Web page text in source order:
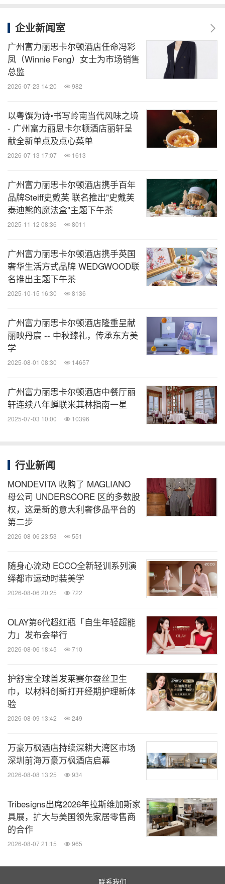
2022年8月1日至9月16日，广州富力丽思卡尔顿酒店
携手Vivienne Westwood诚邀宾客
体验此次特别主题
下午茶，以享受优雅时光。
地点：广州丽思卡尔顿酒店1层珍珠酒廊
日期：2022年8月1日至9月16日
时间：14:30–17:30
享受Vivienne Westwood主题下午茶的客人在
Vivienne Westwood广州精品店时将获得10%的独家
折扣。
广州富力丽思卡尔顿酒店
广州富力丽思卡尔顿酒店地处中央商务区珠江新城，
临近珠江及多个文化地标建筑如广东省博物馆、广州
续八年荣膺福布斯旅游指南五星酒店。酒店的351间
客房及套房、行政酒廊及大堂珍珠酒廊已于近期全新
升级，为宾客呈现优雅的现代奢华。五间特色餐厅及
及丽思卡尔顿水疗中心，超过3,300平方米的宴会及
会议空间，包括面积达1,209平方米的无柱豪华宴会
厅。详情请访问酒店网站
www.ritzcarlton.com/guang
关于丽思卡尔顿酒店集团
丽思卡尔顿酒店集团隶属于万豪国际集团，其总部位
于美国马里兰州切维切斯，目前在全球30个国家和地
区运营超过100家酒店，并在世界各地开发兴建超过
网站www.ritzcarlton.com；如欲查阅集团新闻稿，请
浏览news.ritzcarlton.com
；您可以#丽思卡尔顿回忆#
(#RCMemories) 为题，在相关社交媒体上开展实时
对话。丽思卡尔顿酒店集团为万豪国际酒店集团（纳
斯达克股票代码：MAR）全资子公司。万豪国际集团
现已将旗下旅行计划正式更名为万豪旅享家，取代整
顿礼赏（The Ritz-Carlton Rewards®）和SPG俱乐
部（Starwood Preferred Guest®）。丽思卡尔顿酒
店集团是万豪旅享家（Marriott BonvoyTM）成员之
围内庞大的酒店阵容，会员可体验万豪旅享家专属时
刻并轻松赚取及兑换积分。免费注册成为会员，或者
垂询更多信息，请访问
关于Vivienne Westwood
McLaren合伙在伦敦开启了时装设计事业。当时，他
企业新闻室
广州富力丽思卡尔顿酒店任命冯彩
凤（Winnie Feng）女士为市场销售
总监
2026-07-23 14:20 982
以粤馔为诗•书写岭南当代风味之境
- 广州富力丽思卡尔顿酒店丽轩呈
献全新单点及点心菜单
2026-07-13 17:07 1613
广州富力丽思卡尔顿酒店携手百年
品牌Steiff史戴芙 联名推出"史戴芙
泰迪熊的魔法盒"主题下午茶
2025-11-12 08:36 8011
广州富力丽思卡尔顿酒店携手英国
奢华生活方式品牌 WEDGWOOD联
名推出主题下午茶
2025-10-15 16:30 8136
广州富力丽思卡尔顿酒店隆重呈献
丽映丹宸 -- 中秋臻礼，传承东方美
学
2025-08-01 08:30 14657
广州富力丽思卡尔顿酒店中餐厅丽
轩连续八年蝉联米其林指南一星
2025-07-03 10:00 10396
行业新闻
MONDEVITA 收购了 MAGLIANO
母公司 UNDERSCORE 区的多数股
权，这是新的意大利奢侈品平台的
第二步
2026-08-06 23:53 551
随身心流动 ECCO全新轻训系列演
绎都市运动时装美学
2026-08-06 20:25 722
OLAY第6代超红瓶「自生年轻超能
力」发布会举行
2026-08-06 18:45 710
护舒宝全球首发莱赛尔蚕丝卫生
巾，以材料创新打开经期护理新体
验
2026-08-09 13:42 249
万豪万枫酒店持续深耕大湾区市场
深圳前海万豪万枫酒店启幕
2026-08-08 13:25 934
Tribesigns出席2026年拉斯维加斯家
具展，扩大与美国领先家居零售商
的合作
2026-08-07 21:15 965
联系我们